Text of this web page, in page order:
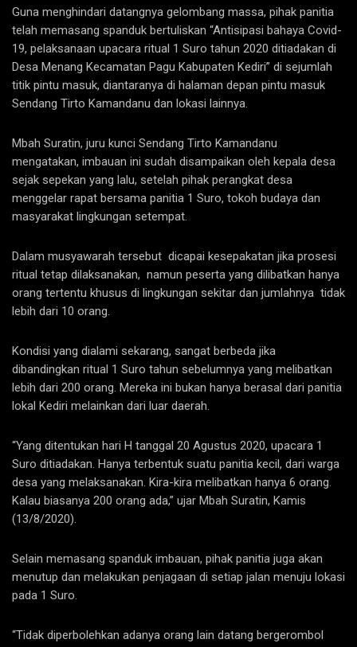
Guna menghindari datangnya gelombang massa, pihak panitia
telah memasang spanduk bertuliskan “Antisipasi bahaya Covid-
19, pelaksanaan upacara ritual 1 Suro tahun 2020 ditiadakan di
Desa Menang Kecamatan Pagu Kabupaten Kediri” di sejumlah
titik pintu masuk, diantaranya di halaman depan pintu masuk
Sendang Tirto Kamandanu dan lokasi lainnya.
Mbah Suratin, juru kunci Sendang Tirto Kamandanu
mengatakan, imbauan ini sudah disampaikan oleh kepala desa
sejak sepekan yang lalu, setelah pihak perangkat desa
menggelar rapat bersama panitia 1 Suro, tokoh budaya dan
masyarakat lingkungan setempat.
Dalam musyawarah tersebut dicapai kesepakatan jika prosesi
ritual tetap dilaksanakan, namun peserta yang dilibatkan hanya
orang tertentu khusus di lingkungan sekitar dan jumlahnya tidak
lebih dari 10 orang.
Kondisi yang dialami sekarang, sangat berbeda jika
dibandingkan ritual 1 Suro tahun sebelumnya yang melibatkan
lebih dari 200 orang. Mereka ini bukan hanya berasal dari panitia
lokal Kediri melainkan dari luar daerah.
“Yang ditentukan hari H tanggal 20 Agustus 2020, upacara 1
Suro ditiadakan. Hanya terbentuk suatu panitia kecil, dari warga
desa yang melaksanakan. Kira-kira melibatkan hanya 6 orang.
Kalau biasanya 200 orang ada,” ujar Mbah Suratin, Kamis
(13/8/2020).
Selain memasang spanduk imbauan, pihak panitia juga akan
menutup dan melakukan penjagaan di setiap jalan menuju lokasi
pada 1 Suro.
“Tidak diperbolehkan adanya orang lain datang bergerombol